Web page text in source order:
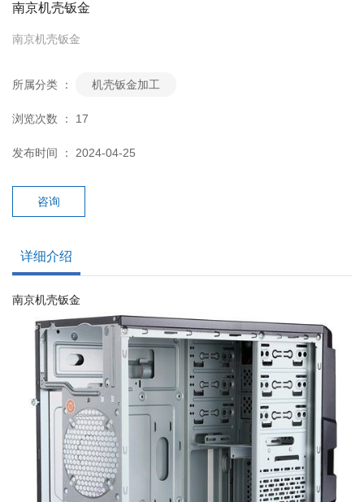
南京机壳钣金
南京机壳钣金
所属分类 ： 机壳钣金加工
浏览次数 ： 17
发布时间 ： 2024-04-25
咨询
详细介绍
南京机壳钣金